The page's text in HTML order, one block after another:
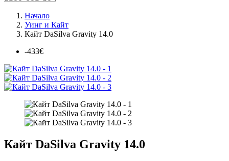
Начало
Уинг и Кайт
Кайт DaSilva Gravity 14.0
-433€
Кайт DaSilva Gravity 14.0